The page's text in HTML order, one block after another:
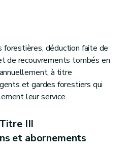
forestières, déduction faite de
de recouvrements tombés en
à titre
et gardes forestiers qui
leur service.
Titre III
et abornements